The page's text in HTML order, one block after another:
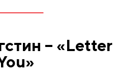
– «Letter